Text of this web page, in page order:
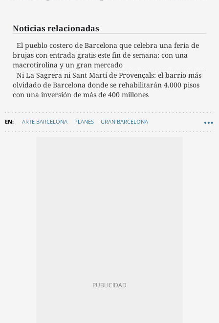
Noticias relacionadas
El pueblo costero de Barcelona que celebra una feria de
brujas con entrada gratis este fin de semana: con una
macrotirolina y un gran mercado
Ni La Sagrera ni Sant Martí de Provençals: el barrio más
olvidado de Barcelona donde se rehabilitarán 4.000 pisos
con una inversión de más de 400 millones
ARTE BARCELONA PLANES GRAN BARCELONA